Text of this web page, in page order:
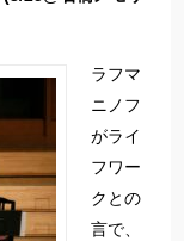
ラフマ
ニノフ
がライ
フワー
クとの
言で、